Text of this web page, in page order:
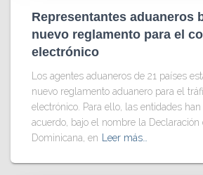
Representantes aduaneros
nuevo reglamento para el
electrónico
Los agentes aduaneros de 21 países
nuevo reglamento aduanero para el
electrónico. Para ello, las entidades
acuerdo, bajo el nombre la Declaración
Dominicana, en
Leer más…